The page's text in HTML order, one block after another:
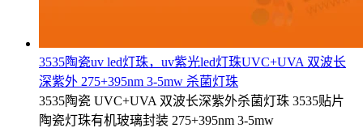
3535陶瓷uv led灯珠，uv紫光led灯珠UVC+UVA 双波长
深紫外 275+395nm 3-5mw 杀菌灯珠
3535陶瓷 UVC+UVA 双波长深紫外杀菌灯珠 3535贴片
陶瓷灯珠有机玻璃封装 275+395nm 3-5mw